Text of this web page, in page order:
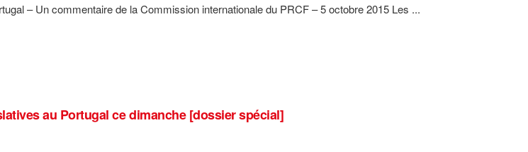
– Un commentaire de la Commission internationale du PRCF – 5 octobre 2015 Les ...
au Portugal ce dimanche [dossier spécial]